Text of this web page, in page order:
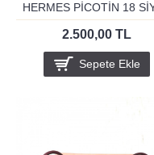
HERMES PİCOTİN 18
2.500,00 TL
Sepete Ekle